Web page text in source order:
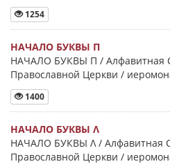
1254
НАЧАЛО БУКВЫ Π
НАЧАЛО БУКВЫ Π / Алфавитная
Православной Церкви /
1400
НАЧАЛО БУКВЫ Λ
НАЧАЛО БУКВЫ Λ / Алфавитная
Православной Церкви /